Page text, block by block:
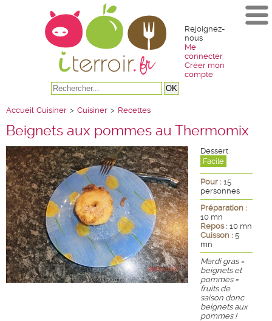
Rejoignez-
nous
Me
connecter
Créer mon
compte
Accueil Cuisiner > Cuisiner > Recettes
Beignets aux pommes au Thermomix
Dessert
Facile
Pour : 15
personnes
Préparation :
10 mn
Repos : 10 mn
Cuisson : 5
mn
Mardi gras =
beignets et
pommes =
fruits de
saison donc
beignets aux
pommes !